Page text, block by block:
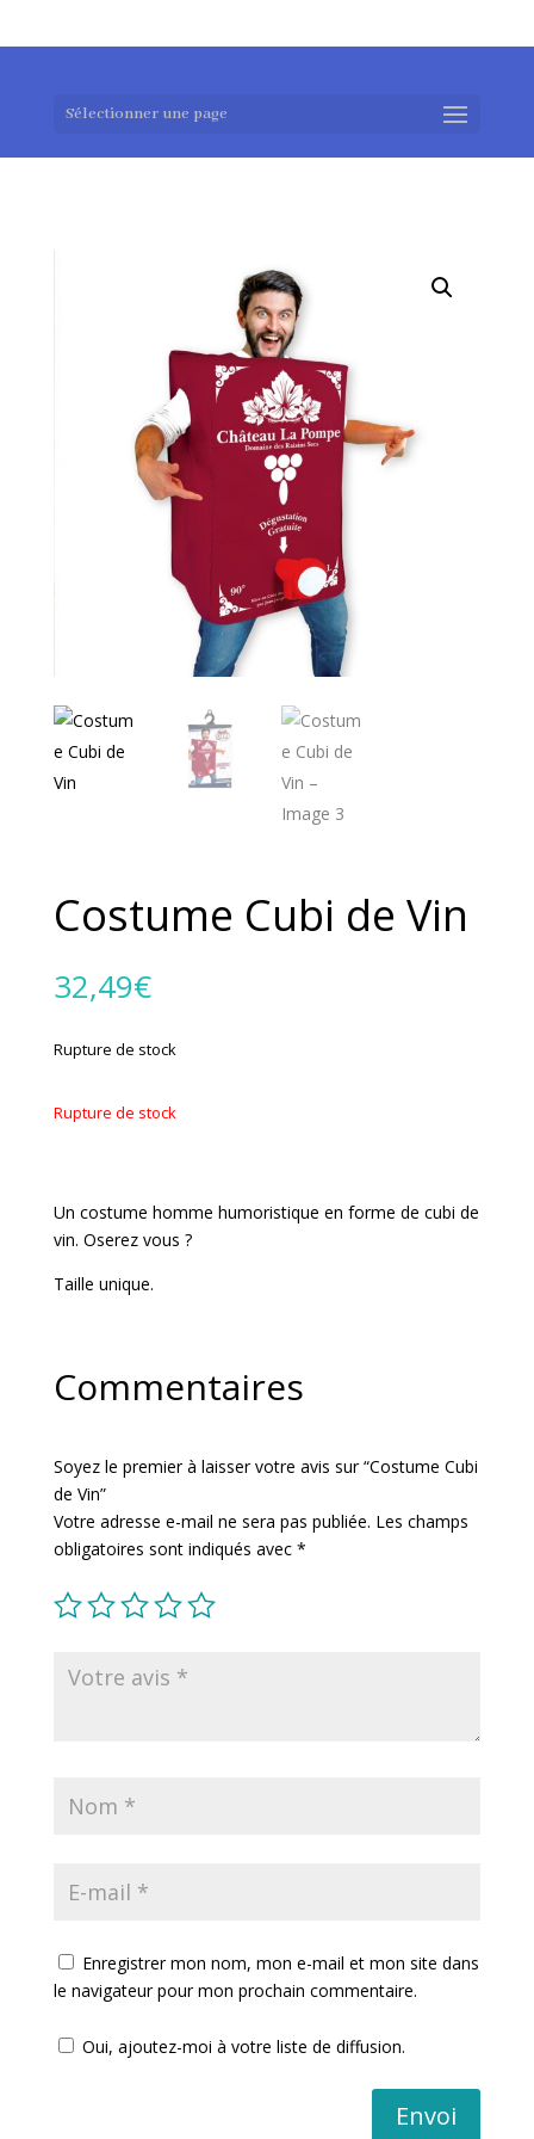
Sélectionner une page
Costume Cubi de Vin
32,49€
Rupture de stock
Rupture de stock
Un costume homme humoristique en forme de cubi de
vin. Oserez vous ?
Taille unique.
Commentaires
Soyez le premier à laisser votre avis sur “Costume Cubi
de Vin”
Votre adresse e-mail ne sera pas publiée. Les champs
obligatoires sont indiqués avec *
Enregistrer mon nom, mon e-mail et mon site dans
le navigateur pour mon prochain commentaire.
Oui, ajoutez-moi à votre liste de diffusion.
Envoi